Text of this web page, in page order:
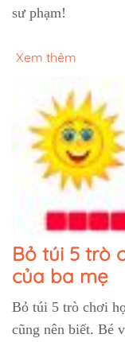
sư phạm!
Xem thêm
Bỏ túi 5 trò
của ba mẹ
Bỏ túi 5 trò chơi
cũng nên biết. Bé